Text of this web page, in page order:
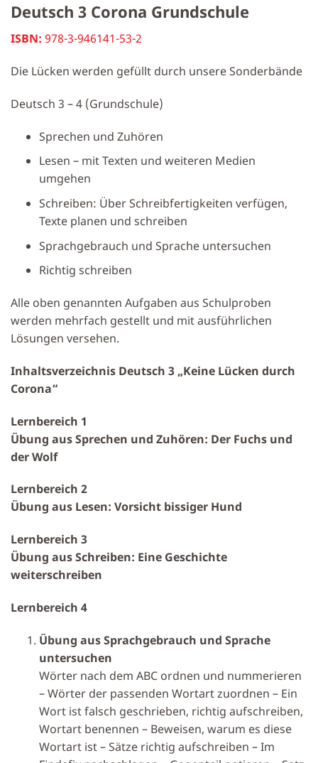
Deutsch 3 Corona Grundschule
ISBN: 978-3-946141-53-2
Die Lücken werden gefüllt durch unsere Sonderbände
Deutsch 3 – 4 (Grundschule)
Sprechen und Zuhören
Lesen – mit Texten und weiteren Medien
umgehen
Schreiben: Über Schreibfertigkeiten verfügen,
Texte planen und schreiben
Sprachgebrauch und Sprache untersuchen
Richtig schreiben
Alle oben genannten Aufgaben aus Schulproben
werden mehrfach gestellt und mit ausführlichen
Lösungen versehen.
Inhaltsverzeichnis Deutsch 3 „Keine Lücken durch
Corona“
Lernbereich 1
Übung aus Sprechen und Zuhören: Der Fuchs und
der Wolf
Lernbereich 2
Übung aus Lesen: Vorsicht bissiger Hund
Lernbereich 3
Übung aus Schreiben: Eine Geschichte
weiterschreiben
Lernbereich 4
Übung aus Sprachgebrauch und Sprache
untersuchen
Wörter nach dem ABC ordnen und nummerieren
– Wörter der passenden Wortart zuordnen – Ein
Wort ist falsch geschrieben, richtig aufschreiben,
Wortart benennen – Beweisen, warum es diese
Wortart ist – Sätze richtig aufschreiben – Im